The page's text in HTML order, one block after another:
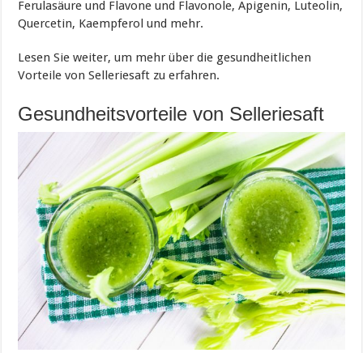
Ferulasäure und Flavone und Flavonole, Apigenin, Luteolin,
Quercetin, Kaempferol und mehr.
Lesen Sie weiter, um mehr über die gesundheitlichen
Vorteile von Selleriesaft zu erfahren.
Gesundheitsvorteile von Selleriesaft